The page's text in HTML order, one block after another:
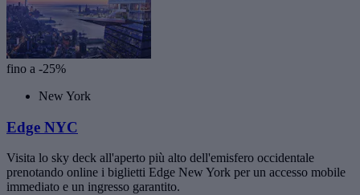
fino a -25%
New York
Edge NYC
Visita lo sky deck all'aperto più alto dell'emisfero occidentale
prenotando online i biglietti Edge New York per un accesso mobile
immediato e un ingresso garantito.